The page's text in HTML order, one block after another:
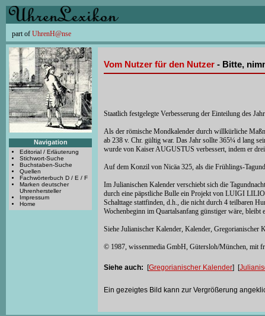
part of UhrenH@nse
Navigation
Editorial / Erläuterung
Stichwort-Suche
Buchstaben-Suche
Quellen
Fachwörterbuch D / E / F
Marken deutscher
Uhrenhersteller
Impressum
Home
Vom Nutzer für den Nutzer - Bitte,
Staatlich festgelegte Verbesserung der Einteilung des
Als der römische Mondkalender durch willkürliche
ab 238 v. Chr. gültig war. Das Jahr sollte 365¼ d lang
wurde von Kaiser AUGUSTUS verbessert, indem er
Auf dem Konzil von Nicäa 325, als die Frühlings-
Im Julianischen Kalender verschiebt sich die
durch eine päpstliche Bulle ein Projekt von LUIGI
Schalttage stattfinden, d.h., die nicht durch 4 teilbaren
Wochenbeginn im Quartalsanfang günstiger wäre, bleibt
Siehe Julianischer Kalender, Kalender, Gregorianischer
© 1987, wissenmedia GmbH, Gütersloh/München, mit
Siehe auch: [Gregorianischer Kalender] [
Ein gezeigtes Bild kann zur Vergrößerung